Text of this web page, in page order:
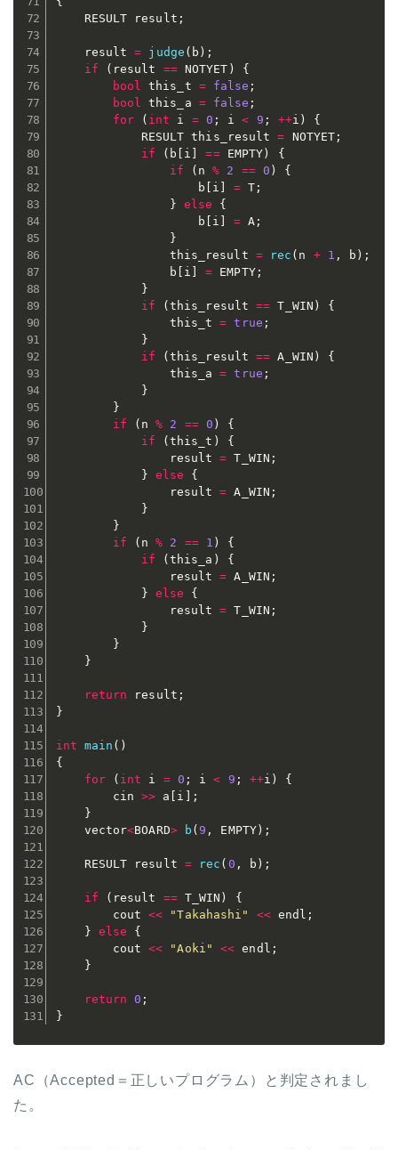
	RESULT result
;
	result
= judge ( b ) ;
if
( result == NOTYET )
{
bool this_t = false ;
bool this_a = false ;
for
( int i = 0 ; i < 9 ; ++i )
{
			RESULT this_result
= NOTYET ;
if
( b i == EMPTY )
{
if
( n % 2 == 0 )
{
					b
i = T ;
} else
{
					b
i = A ;
}
				this_result
= rec ( n + 1 , b ) ;
				b
i = EMPTY;
}
if
( this_result == T_WIN )
{
				this_t
= true ;
}
if
( this_result == A_WIN )
{
				this_a
= true ;
}
}
if
( n % 2 == 0 )
{
if
( this_t )
{
				result
= T_WIN ;
} else
{
				result
= A_WIN ;
}
}
if
( n % 2 == 1 )
{
if
( this_a )
{
				result
= A_WIN ;
} else
{
				result
= T_WIN ;
}
}
}
return result ;
}
int main ( )
{
for
( int i = 0 ; i < 9 ; ++i )
{
		cin
>> a i
;
}
	vector
<BOARD> b (9 , EMPTY) ;
	RESULT result
= rec ( 0 , b ) ;
if ( result == T_WIN )
{
		cout
<< "Takahashi" << endl ;
} else
{
		cout
<< "Aoki" << endl ;
}
return 0 ;
}
AC（Accepted＝正しいプログラム）と判定されまし
た。